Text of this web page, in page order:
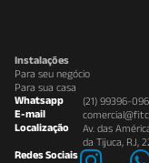
Instalações
Para seu negócio
Para sua casa
Whatsapp
(21) 99396-
E-mail
Localização
Av. das
da Tijuca, RJ,
Redes Sociais